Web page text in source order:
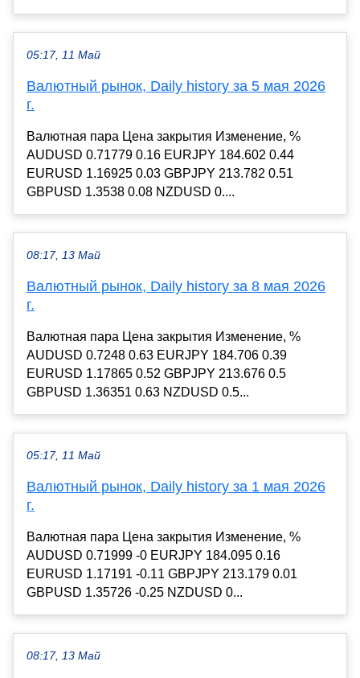
05:17, 11 Май
Валютный рынок, Daily history за 5 мая 2026
г.
Валютная пара Цена закрытия Изменение, %
AUDUSD 0.71779 0.16 EURJPY 184.602 0.44
EURUSD 1.16925 0.03 GBPJPY 213.782 0.51
GBPUSD 1.3538 0.08 NZDUSD 0....
08:17, 13 Май
Валютный рынок, Daily history за 8 мая 2026
г.
Валютная пара Цена закрытия Изменение, %
AUDUSD 0.7248 0.63 EURJPY 184.706 0.39
EURUSD 1.17865 0.52 GBPJPY 213.676 0.5
GBPUSD 1.36351 0.63 NZDUSD 0.5...
05:17, 11 Май
Валютный рынок, Daily history за 1 мая 2026
г.
Валютная пара Цена закрытия Изменение, %
AUDUSD 0.71999 -0 EURJPY 184.095 0.16
EURUSD 1.17191 -0.11 GBPJPY 213.179 0.01
GBPUSD 1.35726 -0.25 NZDUSD 0...
08:17, 13 Май